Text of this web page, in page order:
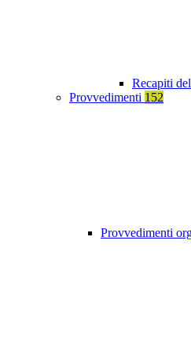
Recapiti
Provvedimenti 152
Provvedimenti